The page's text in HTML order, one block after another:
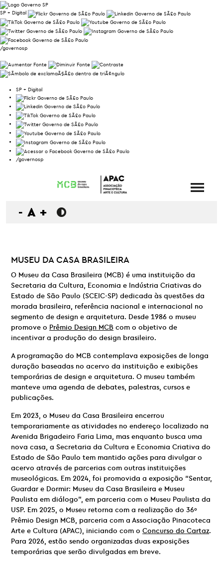
SP + Digital
/governosp
SP + Digital
/governosp
- A +
MUSEU DA CASA BRASILEIRA
O Museu da Casa Brasileira (MCB) é uma instituição da
Secretaria da Cultura, Economia e Indústria Criativas do
Estado de São Paulo (SCEIC-SP) dedicada às questões da
morada brasileira, referência nacional e internacional no
segmento de design e arquitetura. Desde 1986 o museu
promove o Prêmio Design MCB com o objetivo de
incentivar a produção do design brasileiro.
A programação do MCB contemplava exposições de longa
duração baseadas no acervo da instituição e exibições
temporárias de design e arquitetura. O museu também
manteve uma agenda de debates, palestras, cursos e
publicações.
Em 2023, o Museu da Casa Brasileira encerrou
temporariamente as atividades no endereço localizado na
Avenida Brigadeiro Faria Lima, mas enquanto busca uma
nova casa, a Secretaria da Cultura e Economia Criativa do
Estado de São Paulo tem mantido ações para divulgar o
acervo através de parcerias com outras instituições
museológicas. Em 2024, foi promovida a exposição “Sentar,
Guardar e Dormir: Museu da Casa Brasileira e Museu
Paulista em diálogo”, em parceria com o Museu Paulista da
USP. Em 2025, o Museu retorna com a realização do 36º
Prêmio Design MCB, parceria com a Associação Pinacoteca
Arte e Cultura (APAC), iniciando com o Concurso do Cartaz.
Para 2026, estão sendo organizadas duas exposições
temporárias que serão divulgadas em breve.